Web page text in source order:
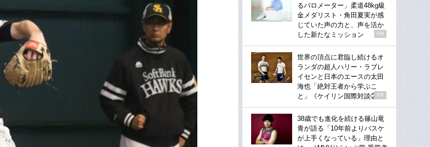
るバロメーター」柔道48kg級
金メダリスト・角田夏実が感
じていた声の力と、声を活か
した新たなミッション
PR
世界の頂点に君臨し続けるオ
ランダの超人ハリー・ラブレ
イセンと日本のエースの太田
海也「絶対王者から学ぶこ
と」《ケイリン国際対談②》
PR
38歳でも進化を続ける篠山竜
青が語る「10年前よりバスケ
が上手くなっている」理由と